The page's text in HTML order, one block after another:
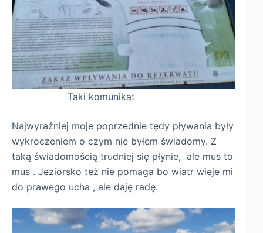
Taki komunikat
Najwyraźniej moje poprzednie tędy pływania były
wykroczeniem o czym nie byłem świadomy. Z
taką świadomością trudniej się płynie, ale mus to
mus . Jeziorsko też nie pomaga bo wiatr wieje mi
do prawego ucha , ale daję radę.